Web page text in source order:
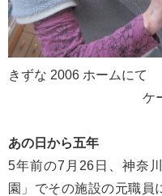
きずな 2006 ホームにて
ケ
あの日から五年
5年前の7月26日、神奈
園」でその施設の元職員